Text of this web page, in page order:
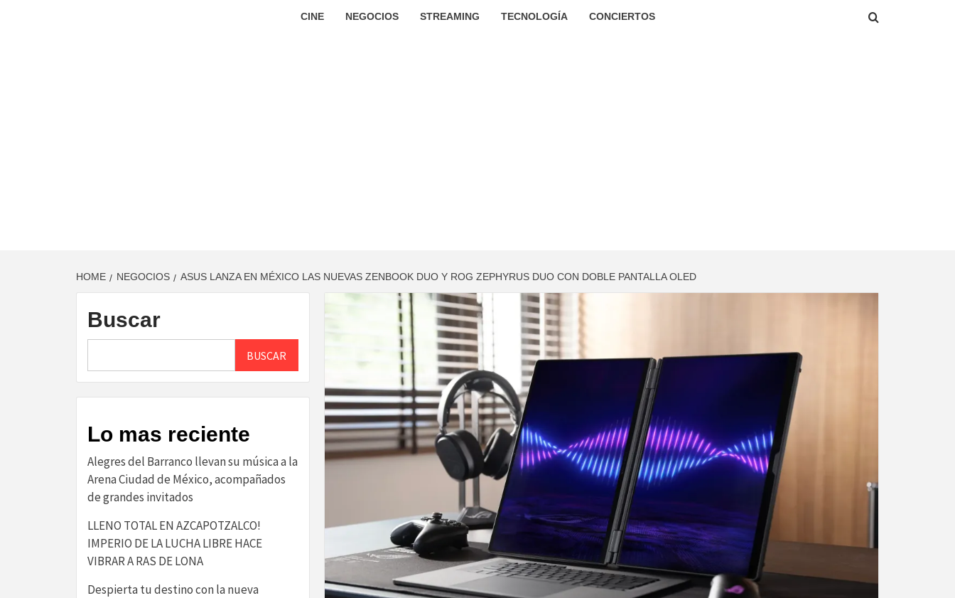
CINE NEGOCIOS STREAMING TECNOLOGÍA CONCIERTOS
HOME NEGOCIOS ASUS LANZA EN MÉXICO LAS NUEVAS ZENBOOK DUO Y ROG ZEPHYRUS DUO CON DOBLE PANTALLA OLED
Buscar
BUSCAR
Lo mas reciente
Alegres del Barranco llevan su música a la
Arena Ciudad de México, acompañados
de grandes invitados
LLENO TOTAL EN AZCAPOTZALCO!
IMPERIO DE LA LUCHA LIBRE HACE
VIBRAR A RAS DE LONA
Despierta tu destino con la nueva